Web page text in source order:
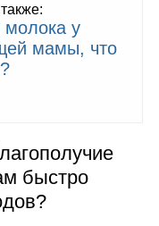
молока у
мамы, что
быстро